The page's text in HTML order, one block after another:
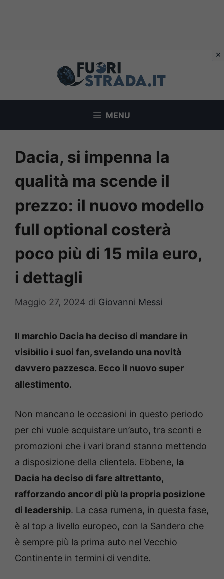
MENU
Dacia, si impenna la
qualità ma scende il
prezzo: il nuovo modello
full optional costerà
poco più di 15 mila euro,
i dettagli
Maggio 27, 2024 di Giovanni Messi
Il marchio Dacia ha deciso di mandare in
visibilio i suoi fan, svelando una novità
davvero pazzesca. Ecco il nuovo super
allestimento.
Non mancano le occasioni in questo periodo
per chi vuole acquistare un’auto, tra sconti e
promozioni che i vari brand stanno mettendo
a disposizione della clientela. Ebbene, la
Dacia ha deciso di fare altrettanto,
rafforzando ancor di più la propria posizione
di leadership. La casa rumena, in questa fase,
è al top a livello europeo, con la Sandero che
è sempre più la prima auto nel Vecchio
Continente in termini di vendite.